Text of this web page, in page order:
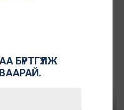
“Сэтгүүл зүйн ёс зүйн
ЭРХ
ОЛЖ АВАХ НЬ”
нэгдүгээр сарын 27-ны өдөр
БҮРТГҮҮЛЖ